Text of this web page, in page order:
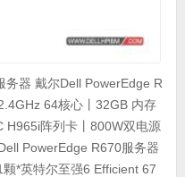
器 戴尔Dell PowerEdge R
64核心丨32GB 内存
H965i阵列卡丨800W双电源
PowerEdge R670服务器
*英特尔至强6 Efficient 67